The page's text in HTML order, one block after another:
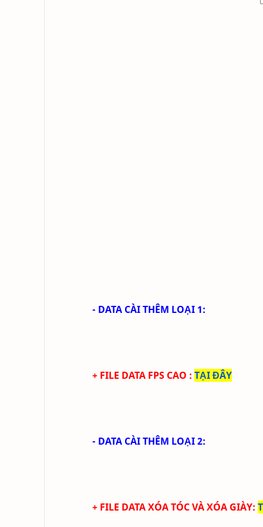
- DATA CÀI THÊM LOẠI 1:
+ FILE DATA FPS CAO : TẠI ĐÂY
- DATA CÀI THÊM LOẠI 2:
+ FILE DATAXÓA TÓCVÀ XÓA GIÀY: